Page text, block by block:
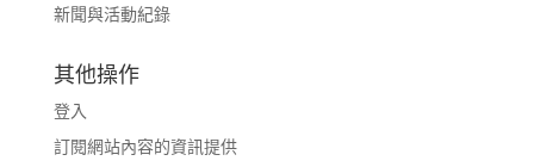
新聞與活動紀錄
其他操作
登入
訂閱網站內容的資訊提供